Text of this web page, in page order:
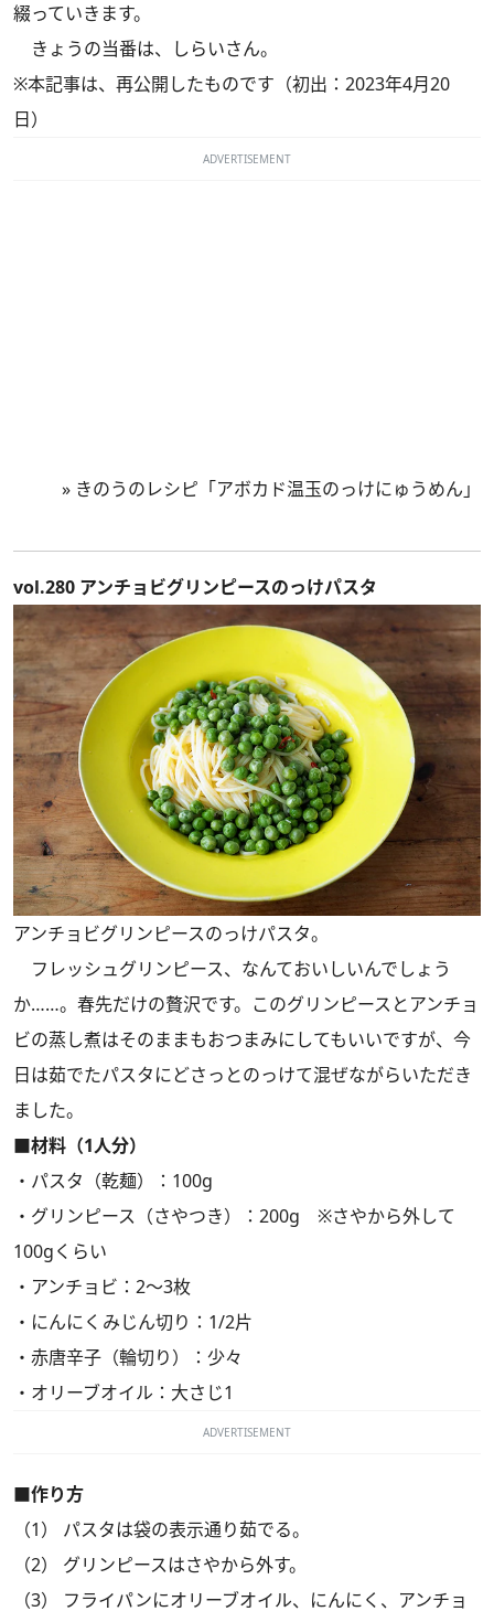
綴っていきます。
きょうの当番は、しらいさん。
※本記事は、再公開したものです（初出：2023年4月20
日）
ADVERTISEMENT
» きのうのレシピ「アボカド温玉のっけにゅうめん」
vol.280 アンチョビグリンピースのっけパスタ
アンチョビグリンピースのっけパスタ。
フレッシュグリンピース、なんておいしいんでしょう
か……。春先だけの贅沢です。このグリンピースとアンチョ
ビの蒸し煮はそのままもおつまみにしてもいいですが、今
日は茹でたパスタにどさっとのっけて混ぜながらいただき
ました。
■材料（1人分）
・パスタ（乾麺）：100g
・グリンピース（さやつき）：200g ※さやから外して
100gくらい
・アンチョビ：2～3枚
・にんにくみじん切り：1/2片
・赤唐辛子（輪切り）：少々
・オリーブオイル：大さじ1
ADVERTISEMENT
■作り方
（1） パスタは袋の表示通り茹でる。
（2） グリンピースはさやから外す。
（3） フライパンにオリーブオイル、にんにく、アンチョ